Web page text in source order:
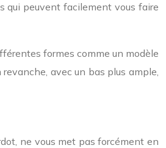
qui peuvent facilement vous faire
formes comme un modèle
avec un bas plus ample,
ne vous met pas forcément en